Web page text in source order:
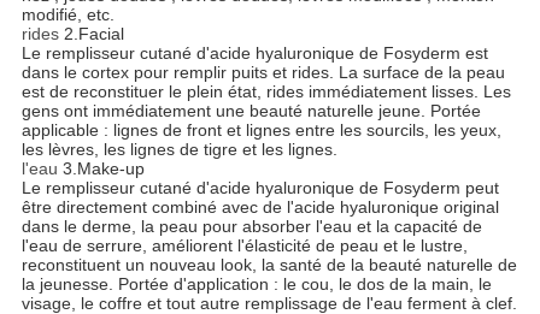
modifié, etc.
rides 2.Facial
Le remplisseur cutané d'acide hyaluronique de Fosyderm est
dans le cortex pour remplir puits et rides. La surface de la peau
est de reconstituer le plein état, rides immédiatement lisses. Les
gens ont immédiatement une beauté naturelle jeune. Portée
applicable : lignes de front et lignes entre les sourcils, les yeux,
les lèvres, les lignes de tigre et les lignes.
l'eau 3.Make-up
Le remplisseur cutané d'acide hyaluronique de Fosyderm peut
être directement combiné avec de l'acide hyaluronique original
dans le derme, la peau pour absorber l'eau et la capacité de
l'eau de serrure, améliorent l'élasticité de peau et le lustre,
reconstituent un nouveau look, la santé de la beauté naturelle de
la jeunesse. Portée d'application : le cou, le dos de la main, le
visage, le coffre et tout autre remplissage de l'eau ferment à clef.